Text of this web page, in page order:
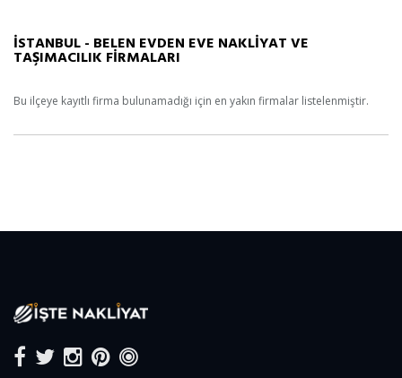
İSTANBUL - BELEN EVDEN EVE NAKLİYAT VE
TAŞIMACILIK FİRMALARI
Bu ilçeye kayıtlı firma bulunamadığı için en yakın firmalar listelenmiştir.